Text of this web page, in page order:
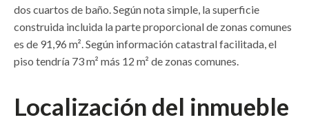
dos cuartos de baño. Según nota simple, la superficie
construida incluida la parte proporcional de zonas comunes
es de 91,96 m². Según información catastral facilitada, el
piso tendría 73 m² más 12 m² de zonas comunes.
Localización del inmueble